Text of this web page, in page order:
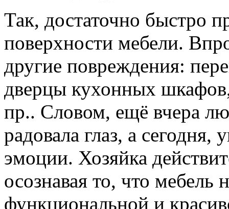
Так, достаточно быстро
поверхности мебели.
другие повреждения:
дверцы кухонных
пр.. Словом, ещё вчера
радовала глаз, а
эмоции. Хозяйка
осознавая то, что мебель
функциональной и